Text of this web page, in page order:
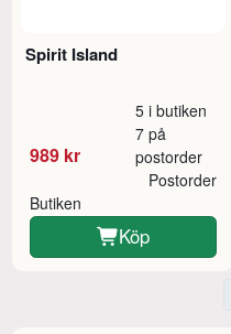
Spirit Island
989 kr
5 i butiken
7 på
postorder
Butiken
Postorder
Köp